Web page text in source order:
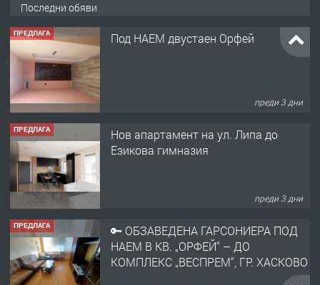
Последни обяви
ПРЕДЛАГА Под НАЕМ двустаен Орфей
преди 3 дни
ПРЕДЛАГА
Нов апартамент на ул. Липа до
Езикова гимназия
преди 3 дни
ПРЕДЛАГА
🔑 ОБЗАВЕДЕНА ГАРСОНИЕРА ПОД
НАЕМ В КВ. „ОРФЕЙ“ – ДО
КОМПЛЕКС „ВЕСПРЕМ“, ГР. ХАСКОВО